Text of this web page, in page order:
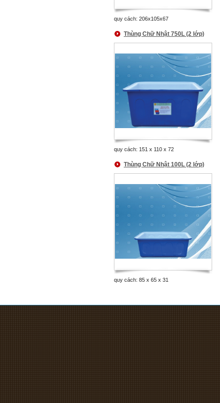
quy cách: 206x105x67
Thùng Chữ Nhật 750L (2 lớp)
quy cách: 151 x 110 x 72
Thùng Chữ Nhật 100L (2 lớp)
quy cách: 85 x 65 x 31